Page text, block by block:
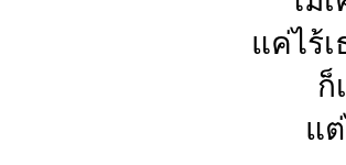
แค่ไร้
ก็
แ